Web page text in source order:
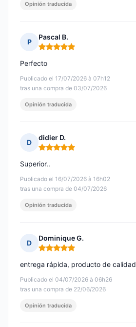
Opinión traducida
P
Pascal B.
Nota: 5 de 5
Publicado el 17/07/2026 à 07h12
tras una compra de 03/07/2026
Perfecto
Opinión traducida
D
didier D.
Nota: 5 de 5
Publicado el 16/07/2026 à 16h02
tras una compra de 04/07/2026
Superior..
Opinión traducida
D
Dominique G.
Nota: 5 de 5
Publicado el 04/07/2026 à 06h26
tras una compra de 22/06/2026
entrega rápida, producto de calidad
Opinión traducida